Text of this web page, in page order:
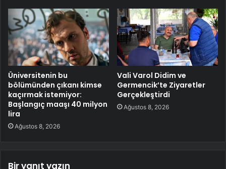
Üniversitenin bu
bölümünden çıkanı kimse
kaçırmak istemiyor:
Başlangıç maaşı 40 milyon
lira
Ağustos 8, 2026
Vali Varol Didim ve
Germencik’te Ziyaretler
Gerçekleştirdi
Ağustos 8, 2026
Bir yanıt yazın